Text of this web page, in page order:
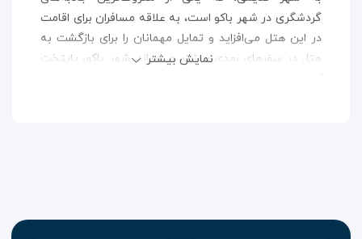
گردشگری در شهر باکو است، به علاقه مسافران برای اقامت
در این هتل می‌افزاید و تمایل مهمانان را برای بازگشت به
هتل در سفر‌های بعدی بیشتر می‌سازد. شهر باکو، پایتخت
بلیط هواپیمابه این شهر زیبا سفر کنید و با اقامت در
نمایش بیشتر